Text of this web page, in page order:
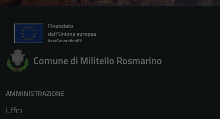
Comune di Militello Rosmarino
AMMINISTRAZIONE
Uffici